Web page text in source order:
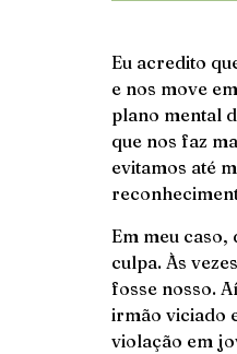
Eu acredito
e nos move
plano mental
que nos faz
evitamos até
Em meu
culpa. Às
fosse nosso.
irmão viciado
violação em